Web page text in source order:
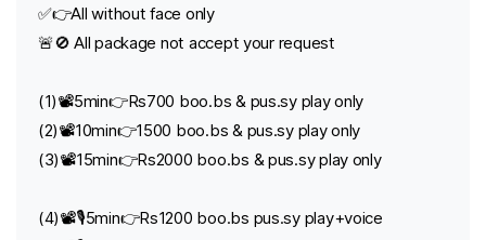
✅👉All without face only
🚨🚫 All package not accept your request
(1)📽️5min👉Rs700 boo.bs & pus.sy play only
(2)📽️10min👉1500 boo.bs & pus.sy play only
(3)📽️15min👉Rs2000 boo.bs & pus.sy play only
(4)📽️🎙️5min👉Rs1200 boo.bs pus.sy play+voice